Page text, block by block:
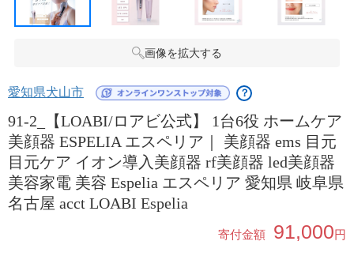
画像を拡大する
愛知県犬山市 ？
91-2_【LOABI/ロアビ公式】 1台6役 ホームケア
美顔器 ESPELIA エスペリア｜ 美顔器 ems 目元
目元ケア イオン導入美顔器 rf美顔器 led美顔器
美容家電 美容 Espelia エスペリア 愛知県 岐阜県
名古屋 acct LOABI Espelia
寄付金額 91,000円